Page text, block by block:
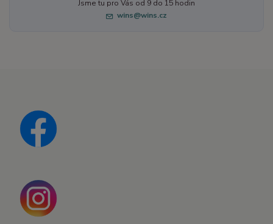
Jsme tu pro Vás od 9 do 15 hodin
wins@wins.cz